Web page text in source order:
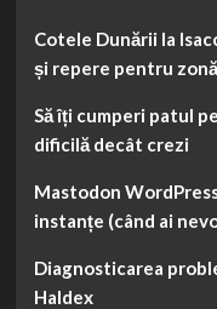
Cotele Dunării la
și repere pentru zonă
Să îți cumperi patul
dificilă decât crezi
Mastodon
instanțe (când ai
Diagnosticarea
Haldex